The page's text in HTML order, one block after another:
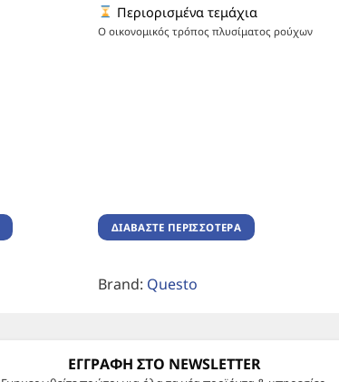
Περιορισμένα τεμάχια
Ο οικονομικός τρόπος πλυσίματος ρούχων
ΔΙΑΒΆΣΤΕ ΠΕΡΙΣΣΌΤΕΡΑ
Brand: Questo
ΕΓΓΡΑΦΗ ΣΤΟ NEWSLETTER